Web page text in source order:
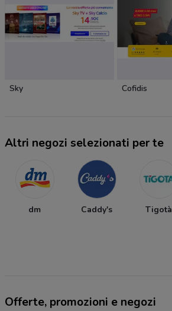
Sky Cofidis
Altri negozi selezionati per te
dm Caddy's Tigotà
Offerte, promozioni e negozi